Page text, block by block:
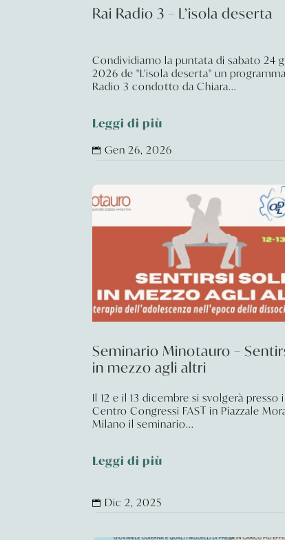
Rai Radio 3 – L’isola deserta
Condividiamo la puntata di sabato 24
2026 de "L'isola deserta" un
Radio 3 condotto da Chiara...
Leggi di più
 Gen 26, 2026
Seminario Minotauro –
in mezzo agli altri
Il 12 e il 13 dicembre si svolgerà presso il
Centro Congressi FAST in Piazzale
Milano il seminario...
Leggi di più
 Dic 2, 2025